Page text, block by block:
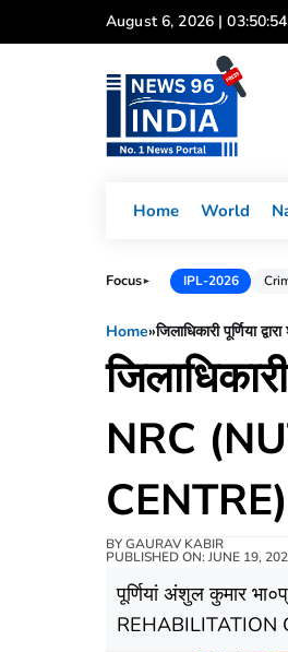
to
August 6, 2026 |
Home World
Focus► IPL-2026
Home»जिलाधिकारी पूर्णिया
NRC
CENTRE)
BYGAURAV KABIR
PUBLISHED ON: JUNE 19,
पूर्णियां अंशुल कुमार
REHABILITATION